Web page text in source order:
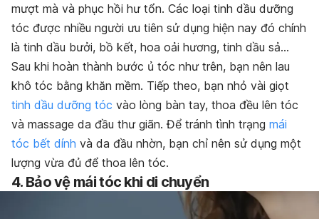
mượt mà và phục hồi hư tổn. Các loại tinh dầu dưỡng
tóc được nhiều người ưu tiên sử dụng hiện nay đó chính
là tinh dầu bưởi, bồ kết, hoa oải hương, tinh dầu sả…
Sau khi hoàn thành bước ủ tóc như trên, bạn nên lau
khô tóc bằng khăn mềm. Tiếp theo, bạn nhỏ vài giọt
tinh dầu dưỡng tóc vào lòng bàn tay, thoa đều lên tóc
và massage da đầu thư giãn. Để tránh tình trạng mái
tóc bết dính và da đầu nhờn, bạn chỉ nên sử dụng một
lượng vừa đủ để thoa lên tóc.
4. Bảo vệ mái tóc khi di chuyển